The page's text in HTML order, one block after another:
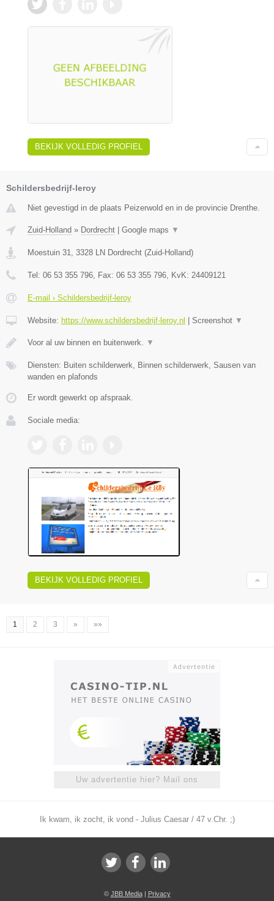
BEKIJK VOLLEDIG PROFIEL
Schildersbedrijf-leroy
Niet gevestigd in de plaats Peizerwold en in de provincie Drenthe.
Zuid-Holland » Dordrecht Google maps ▼
Moestuin 31 3328 LN Dordrecht (Zuid-Holland)
Tel: 06 53 355 796 , Fax: 06 53 355 796 , KvK: 24409121
E-mail › Schildersbedrijf-leroy
Website: https://www.schildersbedrijf-leroy.nl Screenshot ▼
Voor al uw binnen en buitenwerk. ▼
Diensten: Buiten schilderwerk, Binnen schilderwerk, Sausen van
wanden en plafonds
Er wordt gewerkt op afspraak.
Sociale media:
BEKIJK VOLLEDIG PROFIEL
1 2 3 » »»
Uw advertentie hier? Mail ons
Ik kwam, ik zocht, ik vond - Julius Caesar / 47 v.Chr. ;)
© JBB Media| Privacy